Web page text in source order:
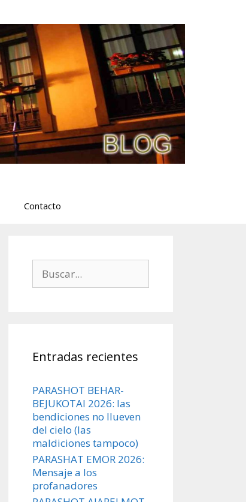
Contacto
Entradas recientes
PARASHOT BEHAR-
BEJUKOTAI 2026: las
bendiciones no llueven
del cielo (las
maldiciones tampoco)
PARASHAT EMOR 2026:
Mensaje a los
profanadores